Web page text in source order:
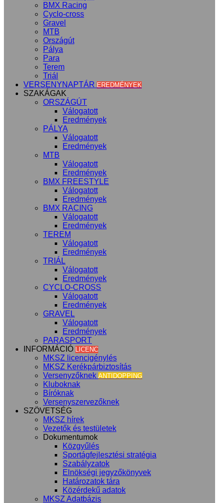
BMX Racing
Cyclo-cross
Gravel
MTB
Országút
Pálya
Para
Terem
Triál
VERSENYNAPTÁR EREDMÉNYEK
SZAKÁGAK
ORSZÁGÚT
Válogatott
Eredmények
PÁLYA
Válogatott
Eredmények
MTB
Válogatott
Eredmények
BMX FREESTYLE
Válogatott
Eredmények
BMX RACING
Válogatott
Eredmények
TEREM
Válogatott
Eredmények
TRIÁL
Válogatott
Eredmények
CYCLO-CROSS
Válogatott
Eredmények
GRAVEL
Válogatott
Eredmények
PARASPORT
INFORMÁCIÓ LICENC
MKSZ licencigénylés
MKSZ Kerékpárbiztosítás
Versenyzőknek ANTIDOPPING
Kluboknak
Bíróknak
Versenyszervezőknek
SZÖVETSÉG
MKSZ hírek
Vezetők és testületek
Dokumentumok
Közgyűlés
Sportágfejlesztési stratégia
Szabályzatok
Elnökségi jegyzőkönyvek
Határozatok tára
Közérdekű adatok
MKSZ Adatbázis